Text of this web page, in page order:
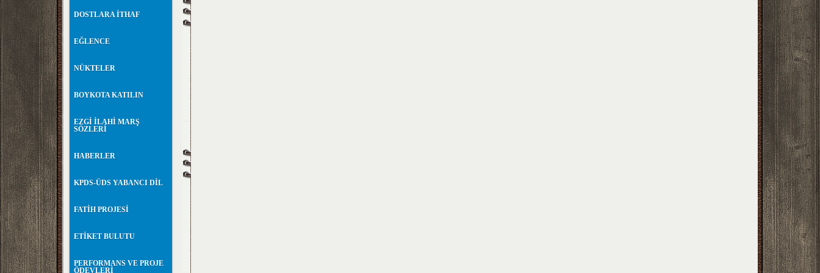
DOSTLARA İTHAF
EĞLENCE
NÜKTELER
BOYKOTA KATILIN
EZGİ İLAHİ MARŞ
SÖZLERİ
HABERLER
KPDS-ÜDS YABANCI DİL
FATİH PROJESİ
ETİKET BULUTU
PERFORMANS VE PROJE
ÖDEVLERİ